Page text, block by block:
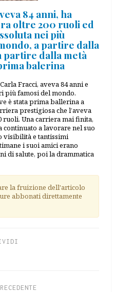
84 anni, ha
oltre 200 ruoli ed
nei più
a partire dalla
partire dalla metà
balerina
Fracci, aveva 84 anni e
più famosi del mondo.
è stata prima ballerina a
prestigiosa che l’aveva
Una carriera mai finita,
continuato a lavorare nel suo
visibilità e tantissimi
i suoi amici erano
di salute, poi la drammatica
la fruizione dell'articolo
abbonati direttamente